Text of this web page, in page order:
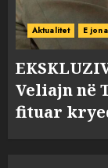
Aktualitet E jona
Veliajn në
fituar